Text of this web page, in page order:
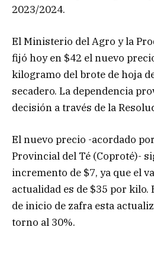
2023/2024.
El Ministerio del Agro y la
fijó hoy en $42 el nuevo
kilogramo del brote de hoja
secadero. La dependencia
decisión a través de la
El nuevo precio -acordado
Provincial del Té (Coproté)-
incremento de $7, ya que el
actualidad es de $35 por
de inicio de zafra esta
torno al 30%.